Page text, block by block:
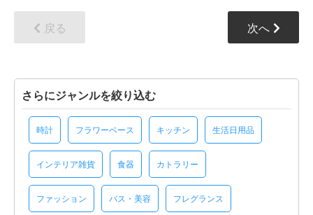
戻る 次へ
さらにジャンルを絞り込む
時計 フラワーベース キッチン 生活日用品
インテリア雑貨 食器 カトラリー
ファッション バス・美容 フレグランス